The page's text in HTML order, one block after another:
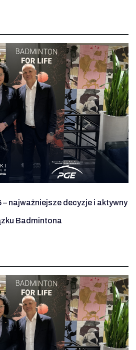
– najważniejsze decyzje i aktywny
Badmintona